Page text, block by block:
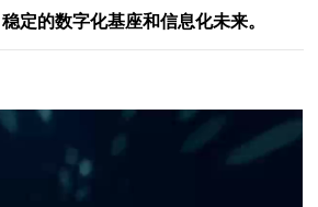
定的数字化基座和信息化未来。